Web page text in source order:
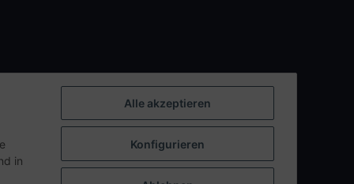
in
Alle akzeptieren
Konfigurieren